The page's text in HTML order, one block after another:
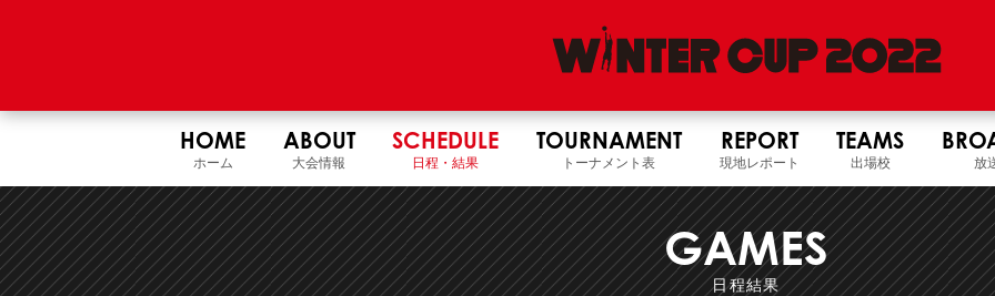
HOME
ホーム
ABOUT
大会情報
SCHEDULE
日程・結果
TOURNAMENT
トーナメント表
REPORT
現地レポート
TEAMS
出場校 放
GAMES
日程結果